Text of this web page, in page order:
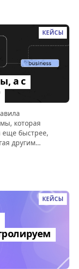
КЕЙСЫ
а с
которая
еще быстрее,
другим
КЕЙСЫ